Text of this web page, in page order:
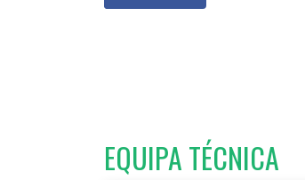
EQUIPA TÉCNICA